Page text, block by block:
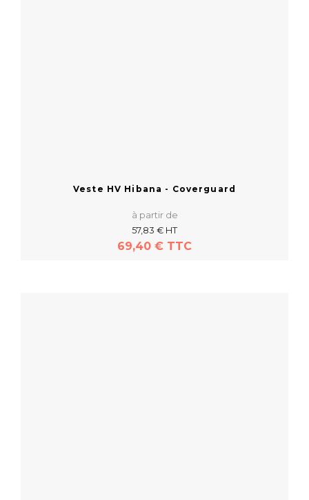
Veste HV Hibana - Coverguard
à partir de
57,83 € HT
69,40 € TTC